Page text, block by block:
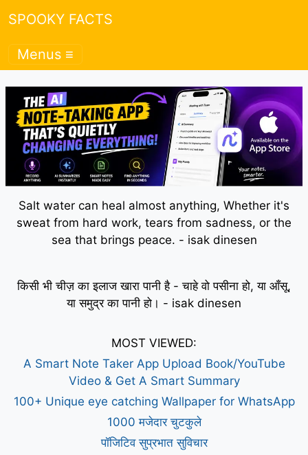
SPOOKY FACTS
Menus ≡
Salt water can heal almost anything, Whether it's
sweat from hard work, tears from sadness, or the
sea that brings peace. - isak dinesen
किसी भी चीज़ का इलाज खारा पानी है - चाहे वो पसीना हो, या आँसू,
या समुद्र का पानी हो। - isak dinesen
MOST VIEWED:
A Smart Note Taker App Upload Book/YouTube
Video & Get A Smart Summary
100+ Unique eye catching Wallpaper for WhatsApp
1000 मजेदार चुटकुले
पॉजिटिव सुप्रभात सुविचार